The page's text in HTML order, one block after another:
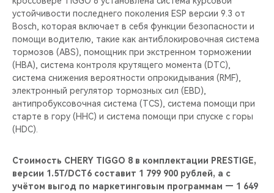
устойчивости последнего поколения ESP версии 9.3 от
Bosch, которая включает в себя функции безопасности и
помощи водителю, такие как антиблокировочная система
тормозов (ABS), помощник при экстренном торможении
(HBA), система контроля крутящего момента (DTC),
система снижения вероятности опрокидывания (RMF),
электронный регулятор тормозных сил (EBD),
антипробуксовочная система (TCS), система помощи при
старте в гору (HHC) и система помощи при спуске с горы
(HDC).
Стоимость CHERY TIGGO 8 в комплектации PRESTIGE,
версии 1.5T/DCT6 составит 1 799 900 рублей, а с
учётом выгод по маркетинговым программам — 1 649